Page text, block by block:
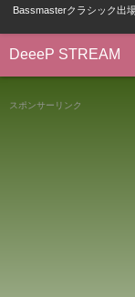
Bassmasterクラシック出
DeeeP STREAM
スポンサーリンク